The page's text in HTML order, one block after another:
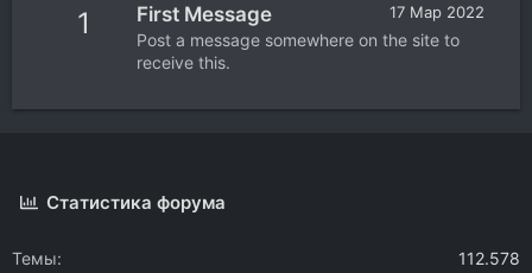
1 17 Мар 2022
First Message
Post a message somewhere on the site to
receive this.
Статистика форума
Темы
112.578